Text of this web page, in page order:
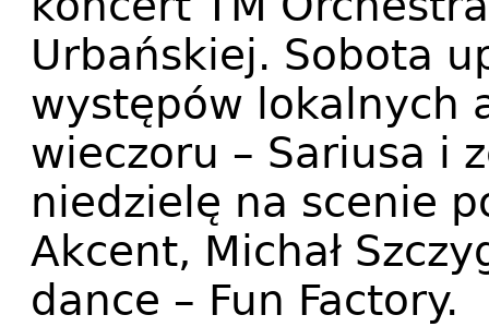
Urbańskiej. Sobota
występów lokalnych
wieczoru – Sariusa i
niedzielę na scenie
Akcent, Michał
dance – Fun Factory.